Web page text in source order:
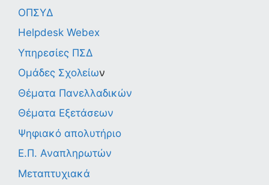
ΟΠΣΥΔ
Helpdesk Webex
Υπηρεσίες ΠΣΔ
Ομάδες Σχολείων
Θέματα Πανελλαδικών
Θέματα Εξετάσεων
Ψηφιακό απολυτήριο
Ε.Π. Αναπληρωτών
Μεταπτυχιακά